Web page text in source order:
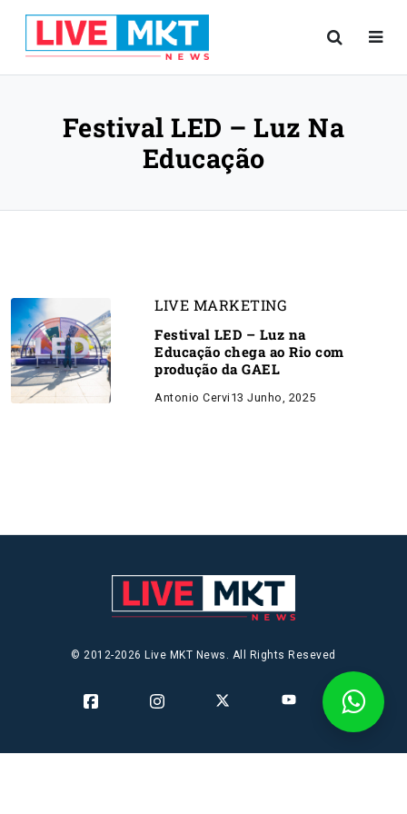
Festival LED – Luz Na
Educação
LIVE MARKETING
Festival LED – Luz na
Educação chega ao Rio com
produção da GAEL
Antonio Cervi 13 Junho, 2025
© 2012-2026 Live MKT News. All Rights Reseved